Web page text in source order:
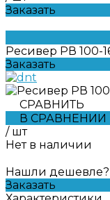
Заказать
Ресивер РВ 100-
Заказать
СРАВНИТЬ
В СРАВНЕНИИ
/ шт
Нет в наличии
Нашли дешевле?
Заказать